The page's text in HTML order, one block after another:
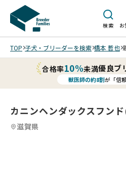
検索
TOP 子犬・ブリーダーを検索 橋本 哲也
合格率10%未満優良ブ
獣医師の約8割が「信
カニンヘンダックスフン
滋賀県